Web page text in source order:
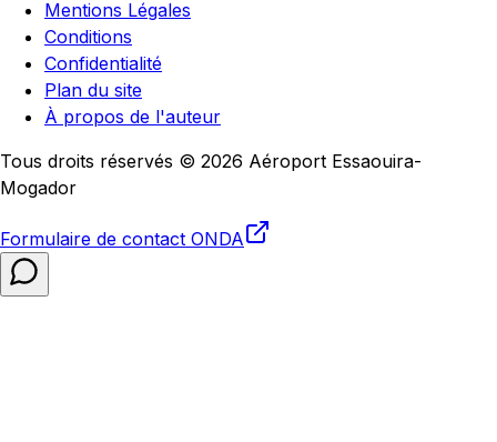
Mentions Légales
Conditions
Confidentialité
Plan du site
À propos de l'auteur
Tous droits réservés © 2026 Aéroport Essaouira-
Mogador
Formulaire de contact ONDA